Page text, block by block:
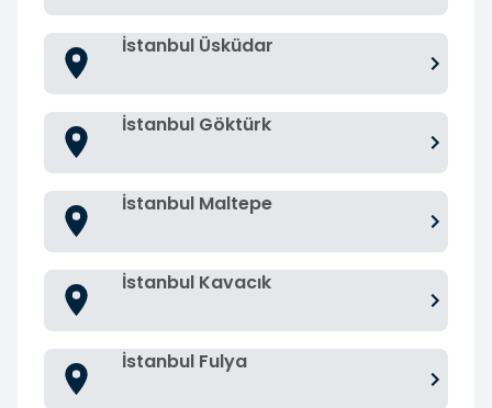
İstanbul Üsküdar
İstanbul Göktürk
İstanbul Maltepe
İstanbul Kavacık
İstanbul Fulya